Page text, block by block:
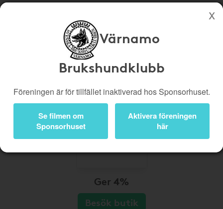
Köp genom denna sida stöttar Värnamo Brukshundklubb
Bli medlem
Logga in
Värnamo
Brukshundklubb
Föreningen är för tillfället inaktiverad hos Sponsorhuset.
Se filmen om
Sponsorhuset
Aktivera föreningen
här
Ger 4%
Besök butik